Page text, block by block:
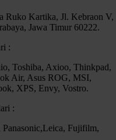
Ruko Kartika, Jl. Kebraon V,
Jawa Timur 60222.
:
Toshiba, Axioo, Thinkpad,
Air, Asus ROG, MSI,
XPS, Envy, Vostro.
:
Fujifilm,